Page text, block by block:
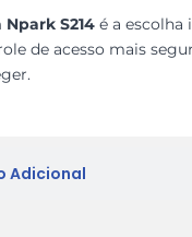
Adicional
S214 é a
de acesso mais